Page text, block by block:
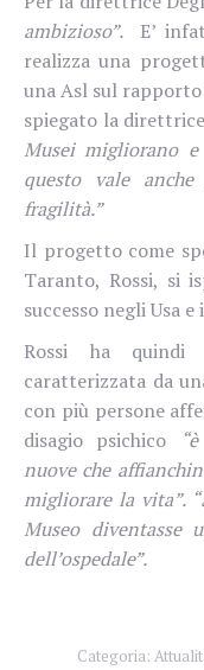
ambizioso”.
E’
realizza una
una Asl sul
spiegato la
Musei migliorano
questo vale
fragilità.”
Il progetto come
Taranto, Rossi, si
successo negli Usa e
Rossi ha
caratterizzata da
con più persone
disagio psichico
nuove che
migliorare la vita”.
Museo diventasse
dell’ospedale”.
Categoria: